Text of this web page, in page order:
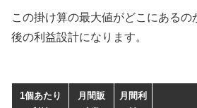
この掛け算の最大値がどこにあるの
後の利益設計になります。
1個あたり
月間販
月間利